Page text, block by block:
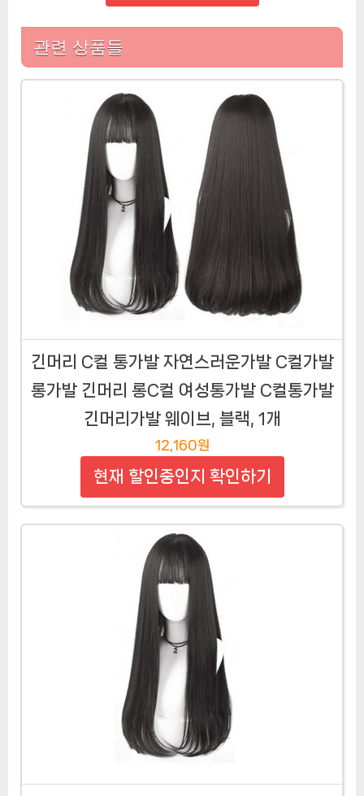
관련 상품들
긴머리 C컬 통가발 자연스러운가발 C컬가발
롱가발 긴머리 롱C컬 여성통가발 C컬통가발
긴머리가발 웨이브, 블랙, 1개
12,160원
현재 할인중인지 확인하기